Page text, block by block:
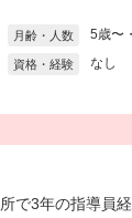
月齢・人数 5歳〜
資格・経験 なし
で3年の指導員